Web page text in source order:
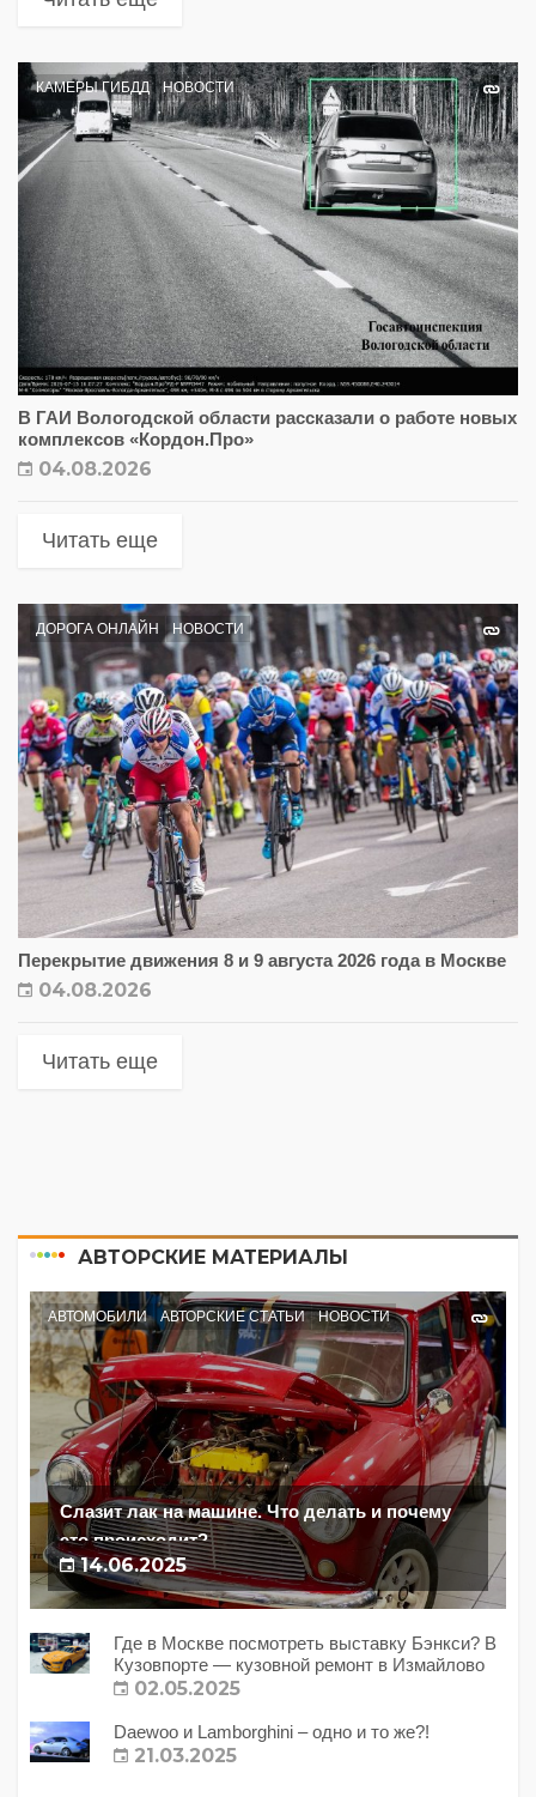
КАМЕРЫ ГИБДД НОВОСТИ
В ГАИ Вологодской области рассказали о работе новых
комплексов «Кордон.Про»
04.08.2026
Читать еще
ДОРОГА ОНЛАЙН НОВОСТИ
Перекрытие движения 8 и 9 августа 2026 года в Москве
04.08.2026
Читать еще
АВТОРСКИЕ МАТЕРИАЛЫ
АВТОМОБИЛИ АВТОРСКИЕ СТАТЬИ НОВОСТИ
Слазит лак на машине. Что делать и почему
это происходит?
14.06.2025
Где в Москве посмотреть выставку Бэнкси? В
Кузовпорте — кузовной ремонт в Измайлово
02.05.2025
Daewoo и Lamborghini – одно и то же?!
21.03.2025